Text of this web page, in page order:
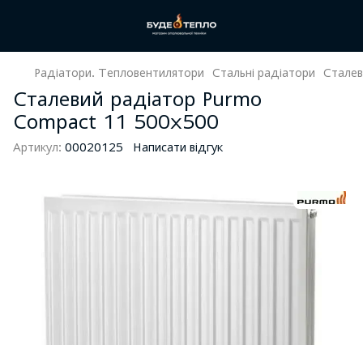
Радіатори. Тепловентилятори Стальні радіатори
Сталевий радіатор Purmo
Compact 11 500х500
Артикул: 00020125 Написати відгук